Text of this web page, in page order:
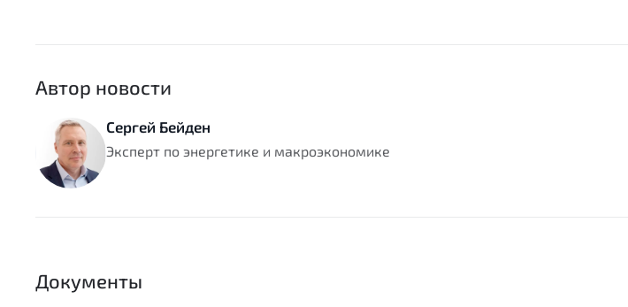
Автор новости
Сергей Бейден
Эксперт по энергетике и макроэкономике
Документы